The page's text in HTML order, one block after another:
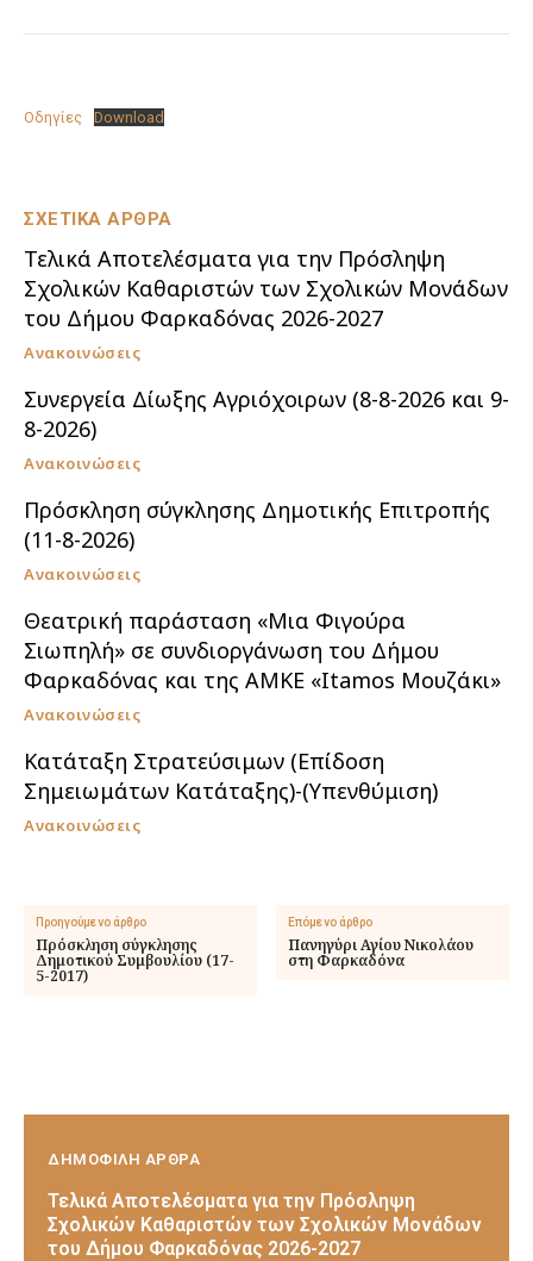
ΣΧΕΤΙΚΑ ΑΡΘΡΑ
Τελικά Αποτελέσματα για την Πρόσληψη
Σχολικών Καθαριστών των Σχολικών Μονάδων
του Δήμου Φαρκαδόνας 2026-2027
Ανακοινώσεις
Συνεργεία Δίωξης Αγριόχοιρων (8-8-2026 και 9-
8-2026)
Ανακοινώσεις
Πρόσκληση σύγκλησης Δημοτικής Επιτροπής
(11-8-2026)
Ανακοινώσεις
Θεατρική παράσταση «Μια Φιγούρα
Σιωπηλή» σε συνδιοργάνωση του Δήμου
Φαρκαδόνας και της ΑΜΚΕ «Itamos Μουζάκι»
Ανακοινώσεις
Κατάταξη Στρατεύσιμων (Επίδοση
Σημειωμάτων Κατάταξης)-(Υπενθύμιση)
Ανακοινώσεις
Οδηγίες Download
Προηγούμενο άρθρο
Πρόσκληση σύγκλησης
Δημοτικού Συμβουλίου (17-
5-2017)
Επόμενο άρθρο
Πανηγύρι Αγίου Νικολάου
στη Φαρκαδόνα
ΔΗΜΟΦΙΛΗ ΑΡΘΡΑ
Τελικά Αποτελέσματα για την Πρόσληψη
Σχολικών Καθαριστών των Σχολικών Μονάδων
του Δήμου Φαρκαδόνας 2026-2027